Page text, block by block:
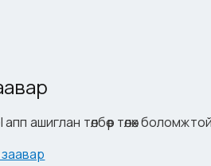
ашиглан төлбөр төлөх
заавар